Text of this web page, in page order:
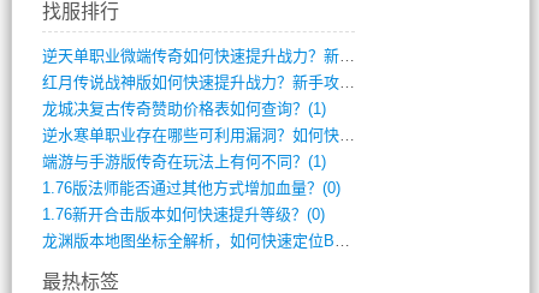
找服排行
逆天单职业微端传奇如何快速提升战力？新手(2)
红月传说战神版如何快速提升战力？新手攻略(2)
龙城决复古传奇赞助价格表如何查询？(1)
逆水寒单职业存在哪些可利用漏洞？如何快速(1)
端游与手游版传奇在玩法上有何不同？(1)
1.76版法师能否通过其他方式增加血量？(0)
1.76新开合击版本如何快速提升等级？(0)
龙渊版本地图坐标全解析，如何快速定位BO(0)
最热标签